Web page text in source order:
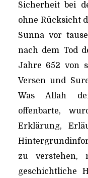
Sicherheit bei
ohne Rücksicht
Sunna vor
nach dem Tod
Jahre 652 von
Versen und
Was Allah
offenbarte,
Erklärung,
zu verstehen,
geschichtliche